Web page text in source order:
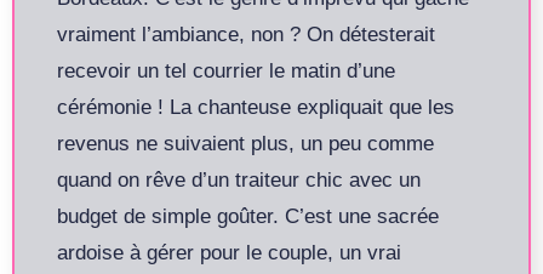
vraiment l’ambiance, non ? On détesterait
recevoir un tel courrier le matin d’une
cérémonie ! La chanteuse expliquait que les
revenus ne suivaient plus, un peu comme
quand on rêve d’un traiteur chic avec un
budget de simple goûter. C’est une sacrée
ardoise à gérer pour le couple, un vrai